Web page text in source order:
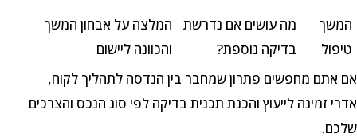
המשך
טיפול
מה עושים אם נדרשת
בדיקה נוספת?
המלצה על אבחון המשך
והכוונה ליישום
אם אתם מחפשים פתרון שמחבר בין הנדסה לתהליך לקוח,
אדרי זמינה לייעוץ והכנת תכנית בדיקה לפי סוג הנכס והצרכים
שלכם.